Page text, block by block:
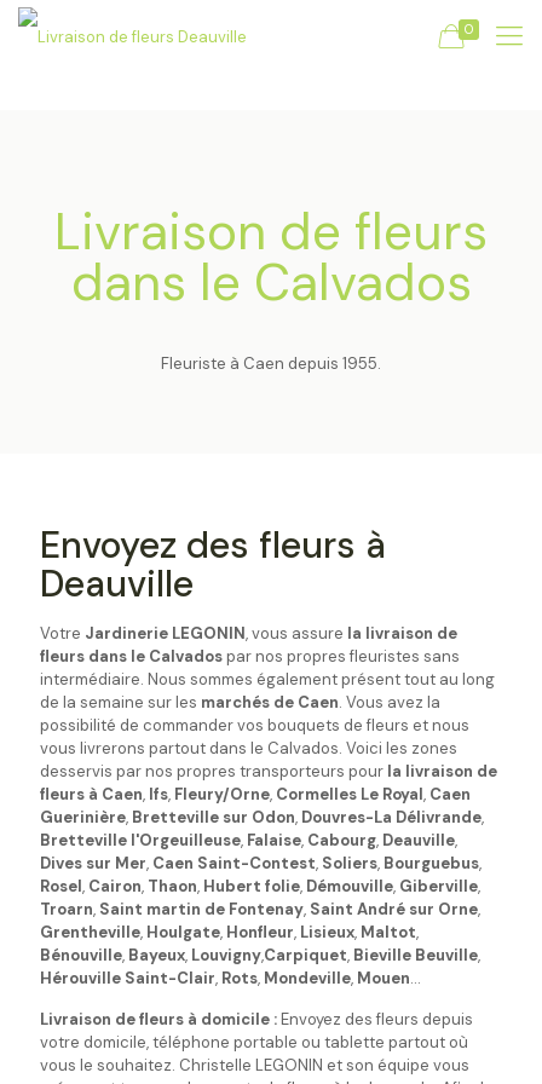
0
Livraison de fleurs
dans le Calvados
Fleuriste à Caen depuis 1955.
Envoyez des fleurs à
Deauville
Votre Jardinerie LEGONIN, vous assure la livraison de
fleurs dans le Calvadospar nos propres fleuristes sans
intermédiaire. Nous sommes également présent tout au long
de la semaine sur les marchés de Caen. Vous avez la
possibilité de commander vos bouquets de fleurs et nous
vous livrerons partout dans le Calvados. Voici les zones
desservis par nos propres transporteurs pour la livraison de
fleurs à Caen, Ifs, Fleury/Orne, Cormelles Le Royal, Caen
Guerinière, Bretteville sur Odon, Douvres-La Délivrande,
Bretteville l'Orgeuilleuse, Falaise, Cabourg, Deauville,
Dives sur Mer, Caen Saint-Contest, Soliers, Bourguebus,
Rosel, Cairon, Thaon, Hubert folie, Démouville, Giberville,
Troarn, Saint martin de Fontenay, Saint André sur Orne,
Grentheville, Houlgate, Honfleur, Lisieux, Maltot,
Bénouville, Bayeux, Louvigny,Carpiquet, Bieville Beuville,
Hérouville Saint-Clair, Rots, Mondeville, Mouen...
Livraison de fleurs à domicile :Envoyez des fleurs depuis
votre domicile, téléphone portable ou tablette partout où
vous le souhaitez. Christelle LEGONIN et son équipe vous